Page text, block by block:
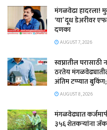
​मंगळवेढा हादरला!
‘या’ दूध डेअरीवर
दणका
AUGUST 7, 2026
स्वप्नातील घरासाठी
ठरतेय
अंतिम टप्प्यात
AUGUST 8, 2026
मंगळवेढ्यात
३५६ शेतकऱ्यांना